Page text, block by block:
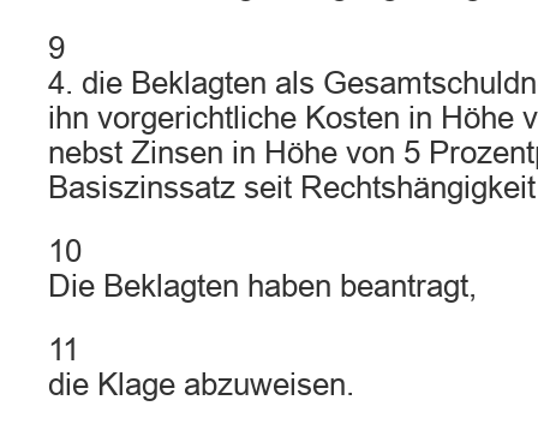
9
4. die Beklagten als
ihn vorgerichtliche Kosten in Höhe
nebst Zinsen in Höhe von 5
Basiszinssatz seit
10
Die Beklagten haben beantragt,
11
die Klage abzuweisen.